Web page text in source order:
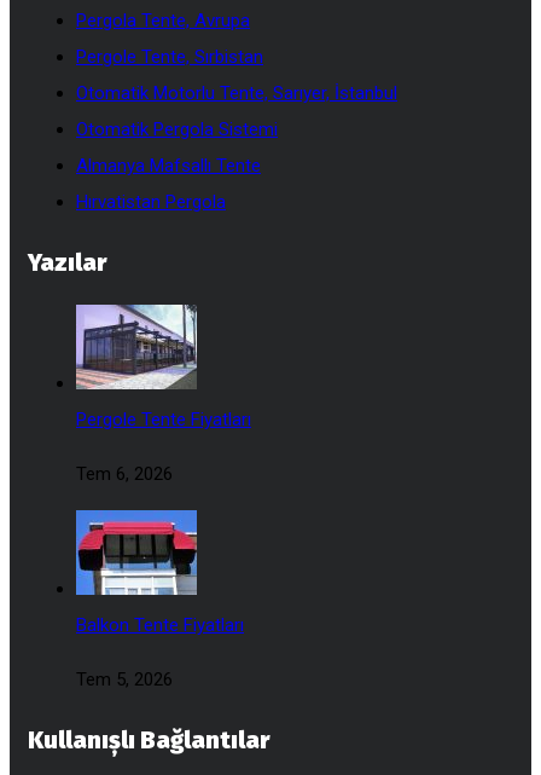
Pergola Tente, Avrupa
Pergole Tente, Sırbistan
Otomatik Motorlu Tente, Sarıyer, İstanbul
Otomatik Pergola Sistemi
Almanya Mafsallı Tente
Hırvatistan Pergola
Yazılar
Pergole Tente Fiyatları
Tem 6, 2026
Balkon Tente Fiyatları
Tem 5, 2026
Kullanışlı Bağlantılar